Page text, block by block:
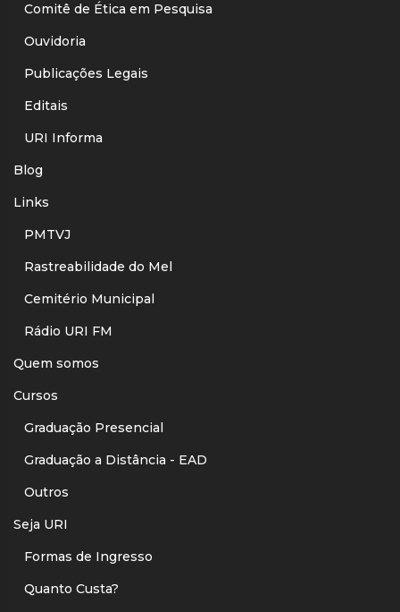
Comitê de Ética em Pesquisa
Ouvidoria
Publicações Legais
Editais
URI Informa
Blog
Links
PMTVJ
Rastreabilidade do Mel
Cemitério Municipal
Rádio URI FM
Quem somos
Cursos
Graduação Presencial
Graduação a Distância - EAD
Outros
Seja URI
Formas de Ingresso
Quanto Custa?